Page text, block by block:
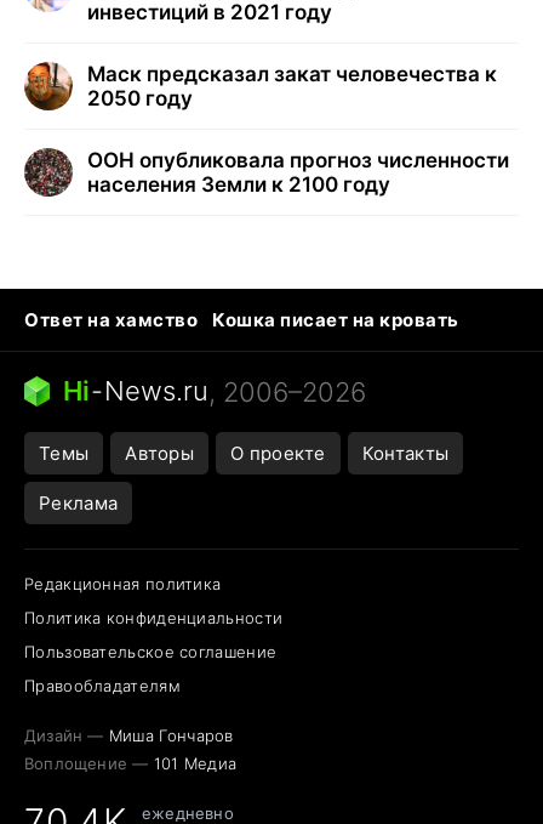
инвестиций в 2021 году
Маск предсказал закат человечества к
2050 году
ООН опубликовала прогноз численности
населения Земли к 2100 году
Ответ на хамство
Кошка писает на кровать
Тунцы в океанариуме
Следующая пандемия
Ядовитые пауки России
Открытие в Google Maps
Hi-News.ru, 2006–2026
Темы Авторы О проекте Контакты
Реклама
Редакционная политика
Политика конфиденциальности
Пользовательское соглашение
Правообладателям
Дизайн — Миша Гончаров
Воплощение — 101 Медиа
ежедневно